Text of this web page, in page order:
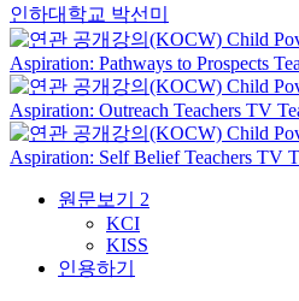
인하대학교 박선미
Child
Aspiration: Pathways to Prospects
Child
Aspiration: Outreach Teachers TV
Child
Aspiration: Self Belief Teachers TV
원문보기 2
KCI
KISS
인용하기